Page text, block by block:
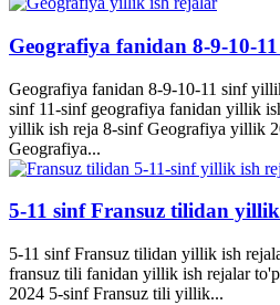
Geografiya fanidan 8-9-10-
Geografiya fanidan 8-9-10-11 sinf
sinf 11-sinf geografiya fanidan yillik
yillik ish reja 8-sinf Geografiya yillik
Geografiya...
5-11 sinf Fransuz tilidan
5-11 sinf Fransuz tilidan yillik ish
fransuz tili fanidan yillik ish rejalar
2024 5-sinf Fransuz tili yillik...